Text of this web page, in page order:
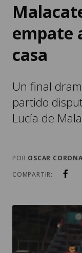
empate
casa
Un final
partido
Lucía de
POR OSCAR
COMPARTIR: